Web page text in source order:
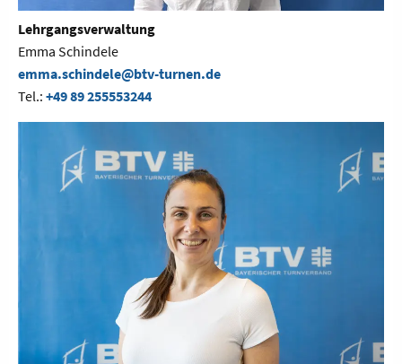
Lehrgangsverwaltung
Emma Schindele
emma.schindele@btv-turnen.de
Tel.: +49 89 255553244